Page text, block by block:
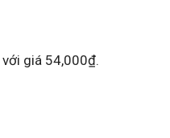
với giá 54,000₫.